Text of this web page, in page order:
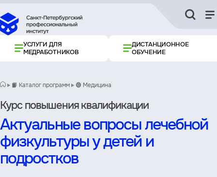
УСЛУГИ ДЛЯ
МЕДРАБОТНИКОВ
ДИСТАНЦИОННОЕ
ОБУЧЕНИЕ
📙 Каталог программ 🟢 Медицина
Курс повышения квалификации
Актуальные вопросы лечебной
физкультуры у детей и
подростков